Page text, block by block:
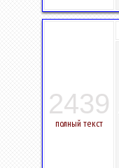
2439
полный текст